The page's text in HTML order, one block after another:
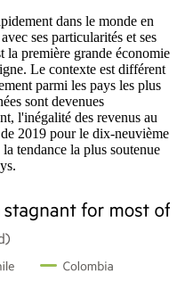
dans le monde en
ses particularités et ses
la première grande économie
Le contexte est différent
parmi les pays les plus
sont devenues
l'inégalité des revenus au
2019 pour le dix-neuvième
tendance la plus soutenue